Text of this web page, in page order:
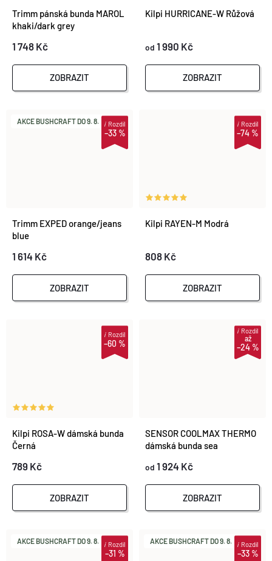
Trimm pánská bunda MAROL
khaki/dark grey
1 748 Kč
ZOBRAZIT
Kilpi HURRICANE-W Růžová
od 1 990 Kč
ZOBRAZIT
AKCE BUSHCRAFT DO 9. 8.
–33 %
iRozdíl
Trimm EXPED orange/jeans
blue
1 614 Kč
ZOBRAZIT
–74 %
iRozdíl
Kilpi RAYEN-M Modrá
808 Kč
ZOBRAZIT
–60 %
iRozdíl
Kilpi ROSA-W dámská bunda
Černá
789 Kč
ZOBRAZIT
až
–24 %
iRozdíl
SENSOR COOLMAX THERMO
dámská bunda sea
od 1 924 Kč
ZOBRAZIT
AKCE BUSHCRAFT DO 9. 8.
–31 %
iRozdíl AKCE BUSHCRAFT DO 9. 8.
–33 %
iRozdíl